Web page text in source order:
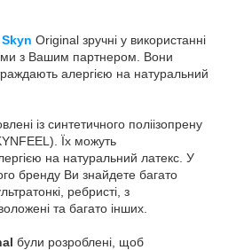
Skyn Original зручні у використанні
з Вашим партнером. Вони
алергією на натуральний
із синтетичного поліізопрену
Їх можуть
на натуральний латекс. У
бренду Ви знайдете багато
ребристі, з
та багато інших.
були розроблені, щоб